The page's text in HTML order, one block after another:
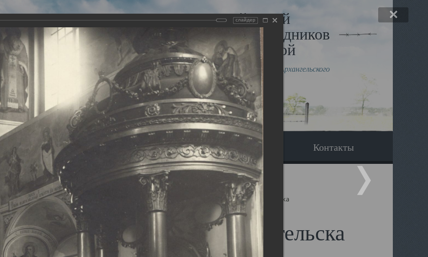
Виртуальный музей
Новомучеников и исповедников
Земли Архангельской
Сайт создан по благословлению митрополита Архангельского
и Холмогорского Даниила
Наследники Галерея Вопрос-ответ Контакты
Главная Галерея Храмы-мученики Архангельска Свято-Троицкий собор Архангельска
Свято-Троицкий собор Архангельска
слайдер